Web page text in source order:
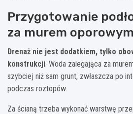
Przygotowanie
za murem oporowym
Drenaż nie jest dodatkiem, tylko
konstrukcji. Woda zalegająca za
szybciej niż sam grunt, zwłaszcza po
podczas roztopów.
Za ścianą trzeba wykonać warstwę